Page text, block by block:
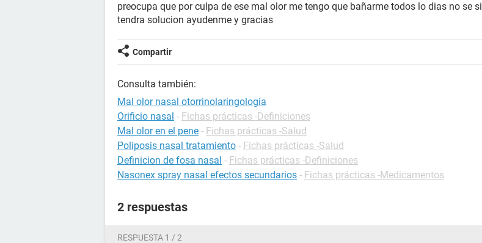
preocupa que por culpa de ese mal olor me tengo que bañarme todos lo dias no se si
tendra solucion ayudenme y gracias
Compartir
Consulta también:
Mal olor nasal otorrinolaringología
Orificio nasal - Fichas prácticas -Definiciones
Mal olor en el pene - Fichas prácticas -Salud
Poliposis nasal tratamiento - Fichas prácticas -Salud
Definicion de fosa nasal - Fichas prácticas -Definiciones
Nasonex spray nasal efectos secundarios - Fichas prácticas -Medicamentos
2 respuestas
RESPUESTA 1 / 2